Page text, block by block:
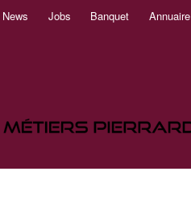
News Jobs Banquet Annuaire